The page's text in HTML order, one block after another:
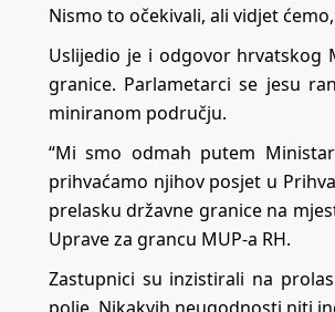
Nismo to očekivali, ali vidjet
Uslijedio je i odgovor hrvatskog
granice. Parlametarci se jesu
miniranom području.
“Mi smo odmah putem
prihvaćamo njihov posjet u
prelasku državne granice na
Uprave za grancu MUP-a RH.
Zastupnici su inzistirali na